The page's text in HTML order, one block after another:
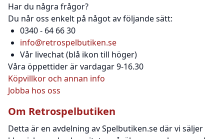
Har du några frågor?
Du når oss enkelt på något av följande sätt:
0340 - 64 66 30
info@retrospelbutiken.se
Vår livechat (blå ikon till höger)
Våra öppettider är vardagar 9-16.30
Köpvillkor och annan info
Jobba hos oss
Om Retrospelbutiken
Detta är en avdelning av Spelbutiken.se där vi säljer